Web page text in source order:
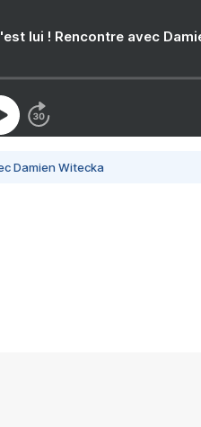
lui ! Rencontre avec
Damien Witecka